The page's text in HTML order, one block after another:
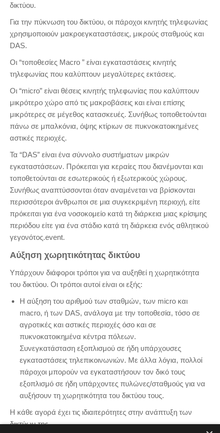
δικτύου.
Για την πύκνωση του δικτύου, οι πάροχοι κινητής τηλεφωνίας
χρησιμοποιούν μακροεγκαταστάσεις, μικρούς σταθμούς και
DAS.
Οι “τοποθεσίες Macro ” είναι εγκαταστάσεις κινητής
τηλεφωνίας που καλύπτουν μεγαλύτερες εκτάσεις.
Οι “micro” είναι θέσεις κινητής τηλεφωνίας που καλύπτουν
μικρότερο χώρο από τις μακροβάσεις και είναι επίσης
μικρότερες σε μέγεθος κατασκευές. Συνήθως τοποθετούνται
πάνω σε μπαλκόνια, όψης κτίριων σε πυκνοκατοικημένες
αστικές περιοχές.
Τα “DAS” είναι ένα σύννολο συστήματων μικρών
εγκαταστάσεων. Πρόκειται για κεραίες που διανέμονται και
τοποθετούνται σε εσωτερικούς ή εξωτερικούς χώρους.
Συνήθως αναπτύσσονται όταν αναμένεται να βρίσκονται
περισσότεροι άνθρωποι σε μια συγκεκριμένη περιοχή, είτε
πρόκειται για ένα νοσοκομείο κατά τη διάρκεια μιας κρίσιμης
περιόδου είτε για ένα στάδιο κατά τη διάρκεια ενός αθλητικού
γεγονότος.event.
Αύξηση χωρητικότητας δικτύου
Υπάρχουν διάφοροι τρόποι για να αυξηθεί η χωρητικότητα
του δικτύου. Οι τρόποι αυτοί είναι οι εξής:
Η αύξηση του αριθμού των σταθμών, των micro και
macro, ή των DAS, ανάλογα µε την τοποθεσία, τόσο σε
αγροτικές και αστικές περιοχές όσο και σε
πυκνοκατοικημένα κέντρα πόλεων.
Συνεγκατάσταση εξοπλισμού σε ήδη υπάρχουσες
εγκαταστάσεις τηλεπικοινωνιών. Με άλλα λόγια, πολλοί
πάροχοι μπορούν να εγκαταστήσουν τον δικό τους
εξοπλισμό σε ήδη υπάρχοντες πυλώνες/σταθμούς για να
αυξήσουν τη χωρητικότητα του δικτύου τους.
Η κάθε αγορά έχει τις ιδιαιτερότητες στην ανάπτυξη των
δικτύων της.